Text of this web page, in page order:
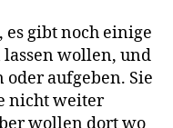
es gibt noch einige
wollen, und
aufgeben. Sie
nicht weiter